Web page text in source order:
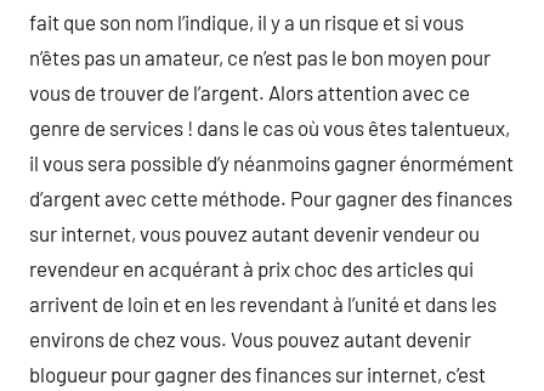
fait que son nom l’indique, il y a un risque et si vous
n’êtes pas un amateur, ce n’est pas le bon moyen pour
vous de trouver de l’argent. Alors attention avec ce
genre de services ! dans le cas où vous êtes talentueux,
il vous sera possible d’y néanmoins gagner énormément
d’argent avec cette méthode. Pour gagner des finances
sur internet, vous pouvez autant devenir vendeur ou
revendeur en acquérant à prix choc des articles qui
arrivent de loin et en les revendant à l’unité et dans les
environs de chez vous. Vous pouvez autant devenir
blogueur pour gagner des finances sur internet, c’est